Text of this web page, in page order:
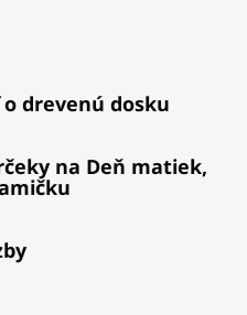
drevenú dosku
na Deň matiek,